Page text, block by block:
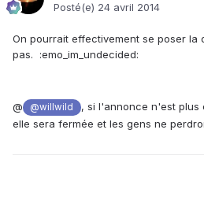
Posté(e) 24 avril 2014
On pourrait effectivement se poser la
pas. :emo_im_undecided:
@ @willwild
, si l'annonce n'est plus
elle sera fermée et les gens ne